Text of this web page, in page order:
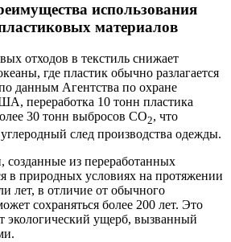
использования
материалов
отходов в текстиль снижает
где пластик обычно разлагается
данным Агентства по охране
переработка 10 тонн пластика
30 тонн выбросов CO2, что
след производства одежды.
созданные из переработанных
в природных условиях на протяжении
лет, в отличие от обычного
сохраняться более 200 лет. Это
экологический ущерб, вызванный